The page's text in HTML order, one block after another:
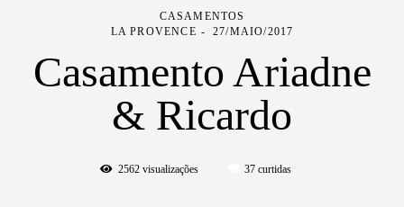
CASAMENTOS
LA PROVENCE
27/MAIO/2017
Casamento Ariadne
& Ricardo
2562visualizações 37curtidas